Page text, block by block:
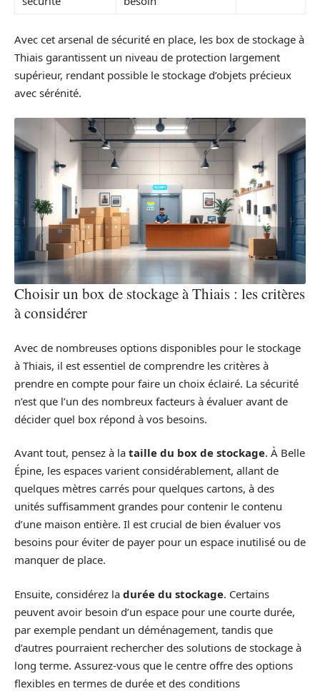
Avec cet arsenal de sécurité en place, les box de stockage à
Thiais garantissent un niveau de protection largement
supérieur, rendant possible le stockage d’objets précieux
avec sérénité.
Choisir un box de stockage à Thiais : les critères
à considérer
Avec de nombreuses options disponibles pour le stockage
à Thiais, il est essentiel de comprendre les critères à
prendre en compte pour faire un choix éclairé. La sécurité
n’est que l’un des nombreux facteurs à évaluer avant de
décider quel box répond à vos besoins.
Avant tout, pensez à la taille du box de stockage. À Belle
Épine, les espaces varient considérablement, allant de
quelques mètres carrés pour quelques cartons, à des
unités suffisamment grandes pour contenir le contenu
d’une maison entière. Il est crucial de bien évaluer vos
besoins pour éviter de payer pour un espace inutilisé ou de
manquer de place.
Ensuite, considérez la durée du stockage. Certains
peuvent avoir besoin d’un espace pour une courte durée,
par exemple pendant un déménagement, tandis que
d’autres pourraient rechercher des solutions de stockage à
long terme. Assurez-vous que le centre offre des options
flexibles en termes de durée et des conditions